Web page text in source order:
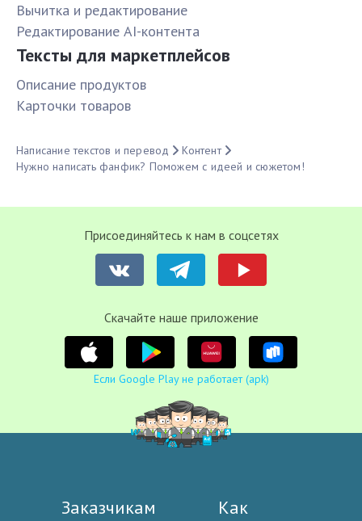
Вычитка и редактирование
Редактирование AI-контента
Тексты для маркетплейсов
Описание продуктов
Карточки товаров
Написание текстов и перевод
Контент
Нужно написать фанфик? Поможем с идеей и сюжетом!
Присоединяйтесь к нам в соцсетях
Cкачайте наше приложение
Если Google Play не работает (apk)
Заказчикам
Как